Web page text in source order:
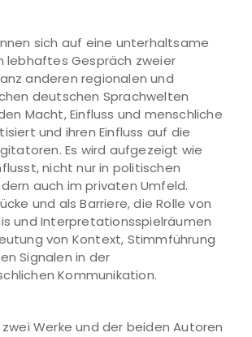
sich auf eine unterhaltsame
lebhaftes Gespräch zweier
anderen regionalen und
deutschen Sprachwelten
Macht, Einfluss und menschliche
und ihren Einfluss auf die
Es wird aufgezeigt wie
nicht nur in politischen
auch im privaten Umfeld.
und als Barriere, die Rolle von
und Interpretationsspielräumen
von Kontext, Stimmführung
Signalen in der
Kommunikation.
Werke und der beiden Autoren